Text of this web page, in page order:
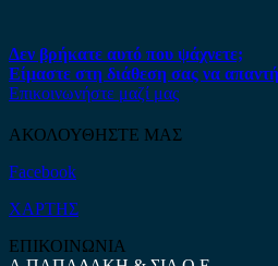
Δεν βρήκατε αυτό που ψάχνετε;
Είμαστε στη διάθεση σας να
Επικοινωνήστε μαζί μας
ΑΚΟΛΟΥΘΗΣΤΕ ΜΑΣ
Facebook
ΧΑΡΤΗΣ
ΕΠΙΚΟΙΝΩΝΙΑ